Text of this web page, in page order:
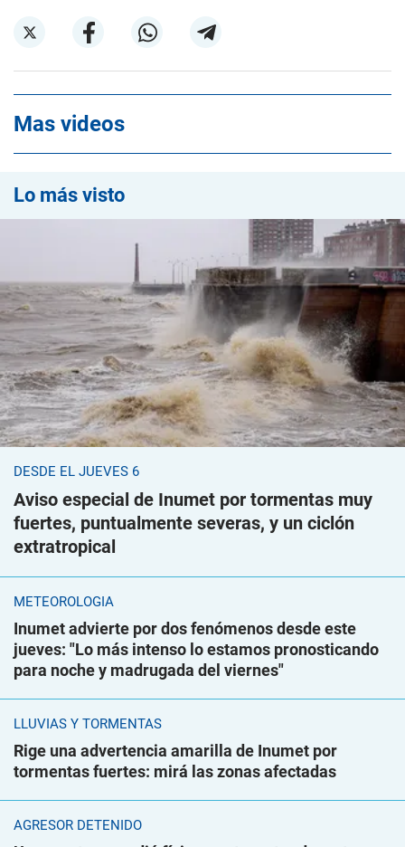
Mas videos
Lo más visto
DESDE EL JUEVES 6
Aviso especial de Inumet por tormentas muy
fuertes, puntualmente severas, y un ciclón
extratropical
METEOROLOGÍA
Inumet advierte por dos fenómenos desde este
jueves: "Lo más intenso lo estamos pronosticando
para noche y madrugada del viernes"
LLUVIAS Y TORMENTAS
Rige una advertencia amarilla de Inumet por
tormentas fuertes: mirá las zonas afectadas
AGRESOR DETENIDO